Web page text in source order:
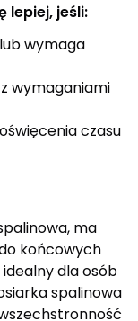
lepiej, jeśli:
wymaga
wymaganiami
czasu
ma
końcowych
dla osób
spalinowa